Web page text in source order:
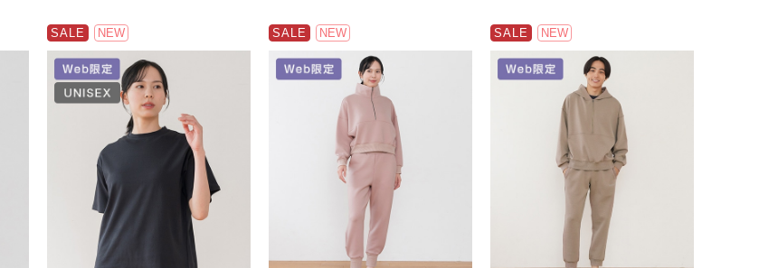
SALE NEW SALE NEW SALE NEW